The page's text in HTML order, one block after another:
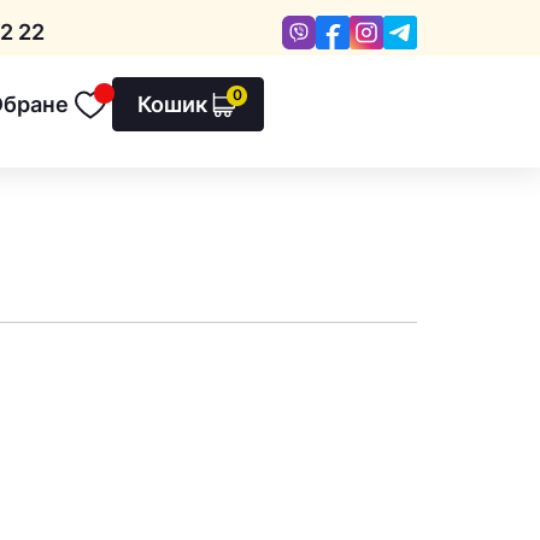
22 ViberFacebookInstagram
Кошик 0